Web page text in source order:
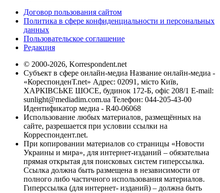
Договор пользования сайтом
Политика в сфере конфиденциальности и персональных
данных
Пользовательское соглашение
Редакция
© 2000-2026, Korrespondent.net
Субъект в сфере онлайн-медиа Название онлайн-медиа -
«КореспонденТ.net» Адрес: 02091, місто Київ,
ХАРКІВСЬКЕ ШОСЕ, будинок 172-Б, офіс 208/1 E-mail:
sunlight@mediadim.com.ua Телефон: 044-205-43-00
Идентификатор медиа - R40-06068
Использование любых материалов, размещённых на
сайте, разрешается при условии ссылки на
Корреспондент.net.
При копировании материалов со страницы «Новости
Украины и мира», для интернет-изданий – обязательна
прямая открытая для поисковых систем гиперссылка.
Ссылка должна быть размещена в независимости от
полного либо частичного использования материалов.
Гиперссылка (для интернет- изданий) – должна быть